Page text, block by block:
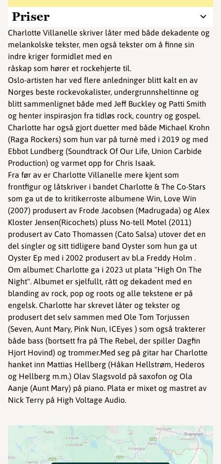
Priser
Charlotte Villanelle skriver låter med både dekadente og
melankolske tekster, men også tekster om å finne sin
indre kriger formidlet med en
råskap som hører et rockehjerte til.
Oslo-artisten har ved flere anledninger blitt kalt en av
Norges beste rockevokalister, undergrunnsheltinne og
blitt sammenlignet både med Jeff Buckley og Patti Smith
og henter inspirasjon fra tidløs rock, country og gospel.
Charlotte har også gjort duetter med både Michael Krohn
(Raga Rockers) som hun var på turnè med i 2019 og med
Ebbot Lundberg (Soundtrack Of Our Life, Union Carbide
Production) og varmet opp for Chris Isaak.
Fra før av er Charlotte Villanelle mere kjent som
frontfigur og låtskriver i bandet Charlotte & The Co-Stars
som ga ut de to kritikerroste albumene Win, Love Win
(2007) produsert av Frode Jacobsen (Madrugada) og Alex
Kloster Jensen(Ricochets) pluss No-tell Motel (2011)
produsert av Cato Thomassen (Cato Salsa) utover det en
del singler og sitt tidligere band Oyster som hun ga ut
Oyster Ep med i 2002 produsert av bl.a Freddy Holm .
Om albumet: Charlotte ga i 2023 ut plata "High On The
Night". Albumet er sjelfullt, rått og dekadent med en
blanding av rock, pop og roots og alle tekstene er på
engelsk. Charlotte har skrevet låter og tekster og
produsert det selv sammen med Ole Tom Torjussen
(Seven, Aunt Mary, Pink Nun, ICEyes ) som også trakterer
både bass (bortsett fra på The Rebel, der spiller Dagfin
Hjort Hovind) og trommer.Med seg på gitar har Charlotte
hanket inn Mattias Hellberg (Håkan Hellstrøm, Hederos
og Hellberg m.m.) Olav Slagsvold på saxofon og Ola
Aanje (Aunt Mary) på piano. Plata er mixet og mastret av
Nick Terry på High Voltage Audio.